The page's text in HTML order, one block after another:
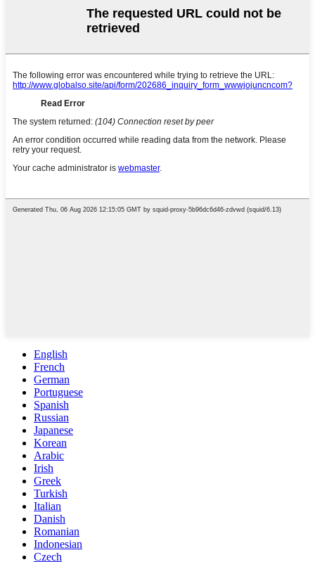
English
French
German
Portuguese
Spanish
Russian
Japanese
Korean
Arabic
Irish
Greek
Turkish
Italian
Danish
Romanian
Indonesian
Czech